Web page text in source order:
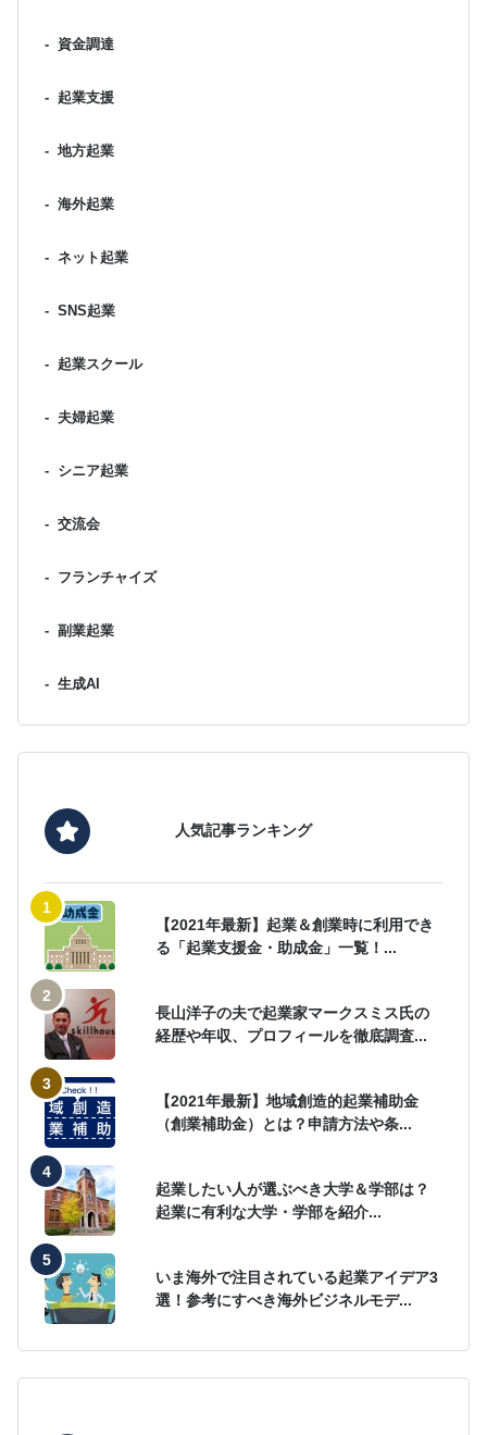
- 資金調達
- 起業支援
- 地方起業
- 海外起業
- ネット起業
- SNS起業
- 起業スクール
- 夫婦起業
- シニア起業
- 交流会
- フランチャイズ
- 副業起業
- 生成AI
人気記事ランキング
【2021年最新】起業＆創業時に利用でき
る「起業支援金・助成金」一覧！...
長山洋子の夫で起業家マークスミス氏の
経歴や年収、プロフィールを徹底調査...
【2021年最新】地域創造的起業補助金
（創業補助金）とは？申請方法や条...
起業したい人が選ぶべき大学＆学部は？
起業に有利な大学・学部を紹介...
いま海外で注目されている起業アイデア3
選！参考にすべき海外ビジネルモデ...